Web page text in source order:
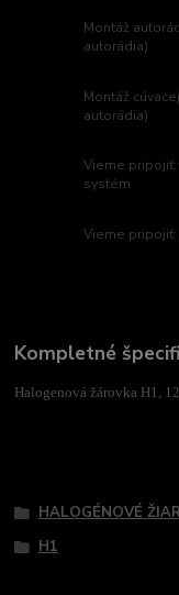
Montáž
autorádia)
Montáž
autorádia)
Vieme pripojiť:
systém
Vieme pripojiť:
Kompletné
Halogenová žárovka H1,
HALOGÉNOVÉ
H1